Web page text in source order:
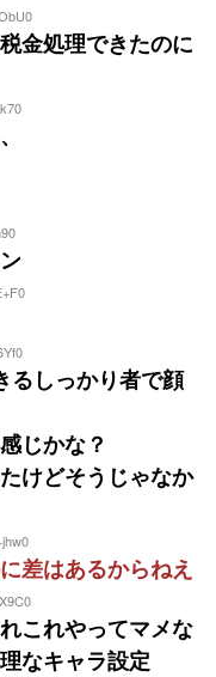
金処理できたのに
るしっかり者で顔
じかな？
けどそうじゃなか
差はあるからねえ
これやってマメな
なキャラ設定